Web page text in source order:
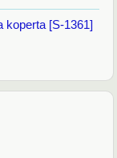
koperta [S-1361]